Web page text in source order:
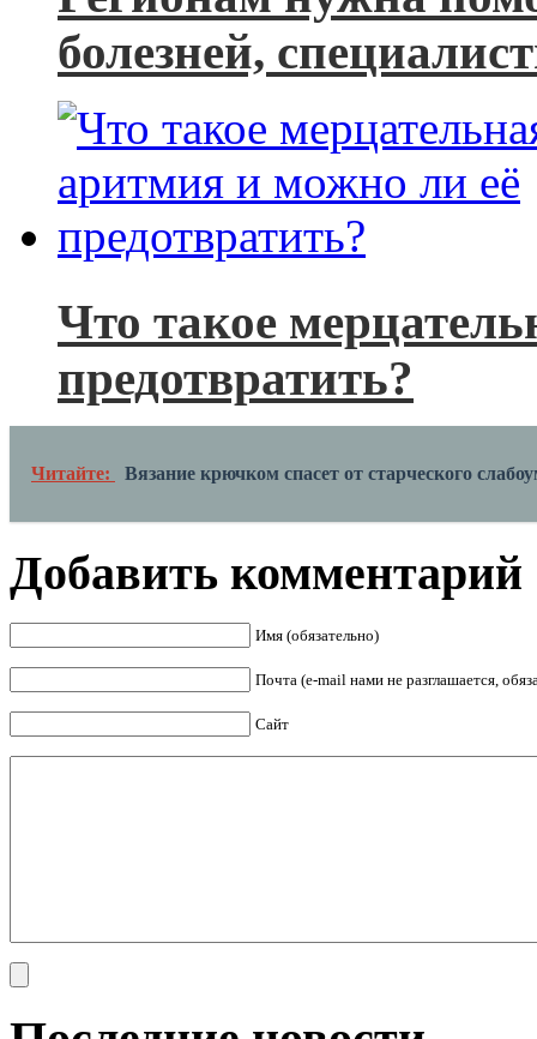
болезней,
Что такое
предотвратить?
Читайте: Вязание крючком спасет от старческого
Добавить комментарий
Имя (обязательно)
Почта (e-mail нами не разглашается,
Сайт